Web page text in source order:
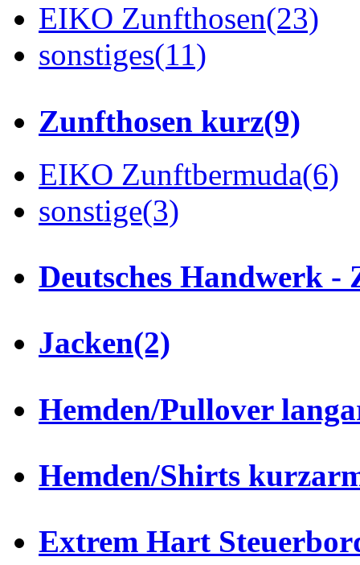
EIKO Zunfthosen(23)
sonstiges(11)
Zunfthosen kurz(9)
EIKO Zunftbermuda(6)
sonstige(3)
Deutsches Handwerk -
Jacken(2)
Hemden/Pullover
Hemden/Shirts
Extrem Hart